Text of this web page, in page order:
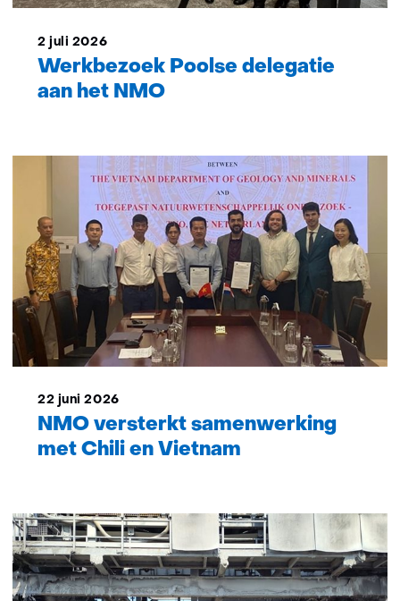
2 juli 2026
Werkbezoek Poolse delegatie
aan het NMO
22 juni 2026
NMO versterkt samenwerking
met Chili en Vietnam